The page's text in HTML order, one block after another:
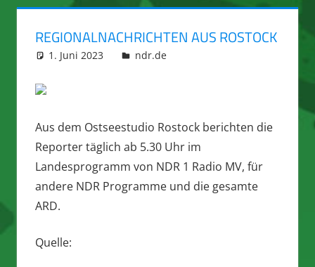
REGIONALNACHRICHTEN AUS ROSTOCK
1. Juni 2023 integromat
ndr.de
Aus dem Ostseestudio Rostock berichten die
Reporter täglich ab 5.30 Uhr im
Landesprogramm von NDR 1 Radio MV, für
andere NDR Programme und die gesamte
ARD.
Quelle: